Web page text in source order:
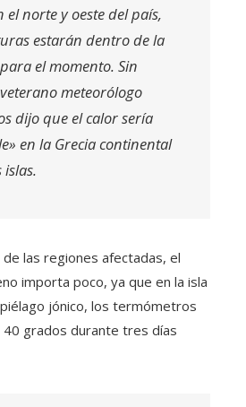
el norte y oeste del país,
estarán dentro de la
el momento. Sin
meteorólogo
dijo que el calor sería
en la Grecia continental
las regiones afectadas, el
importa poco, ya que en la isla
jónico, los termómetros
grados durante tres días